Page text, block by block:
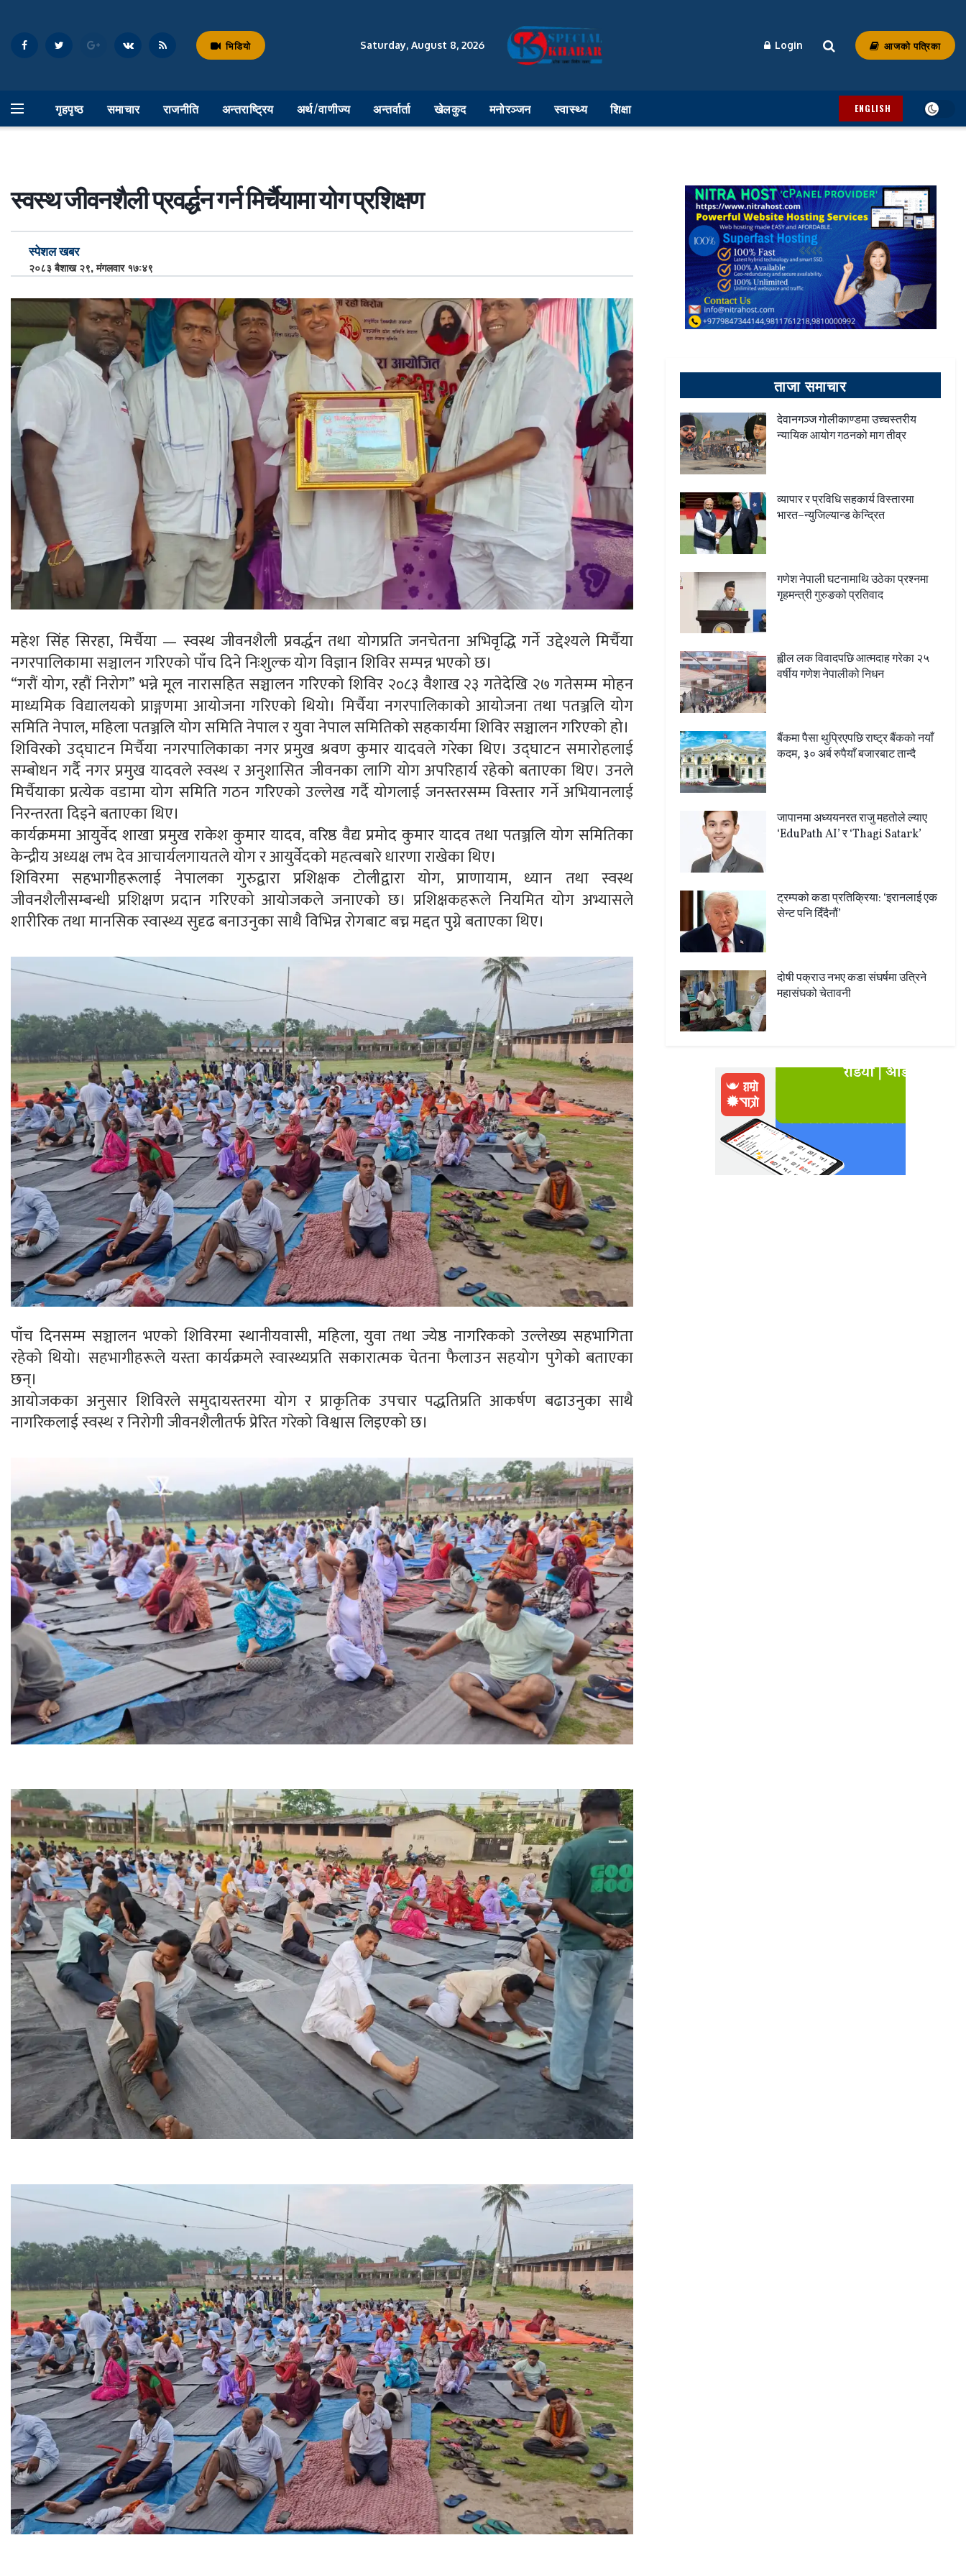
भिडियो Saturday, August 8, 2026 Login आजको पत्रिका
गृहपृष्ठ समाचार राजनीति अन्तराष्ट्रिय अर्थ/वाणीज्य अन्तर्वार्ता खेलकुद मनोरञ्जन स्वास्थ्य शिक्षा ENGLISH
स्वस्थ जीवनशैली प्रवर्द्धन गर्न मिर्चैयामा योग प्रशिक्षण
स्पेशल खबर
२०८३ बैशाख २९, मंगलवार १७:४९
महेश सिंह सिरहा, मिर्चैया — स्वस्थ जीवनशैली प्रवर्द्धन तथा योगप्रति जनचेतना अभिवृद्धि गर्ने उद्देश्यले मिर्चैया
नगरपालिकामा सञ्चालन गरिएको पाँच दिने निःशुल्क योग विज्ञान शिविर सम्पन्न भएको छ।
“गरौं योग, रहौं निरोग” भन्ने मूल नारासहित सञ्चालन गरिएको शिविर २०८३ वैशाख २३ गतेदेखि २७ गतेसम्म मोहन
माध्यमिक विद्यालयको प्राङ्गणमा आयोजना गरिएको थियो। मिर्चैया नगरपालिकाको आयोजना तथा पतञ्जलि योग
समिति नेपाल, महिला पतञ्जलि योग समिति नेपाल र युवा नेपाल समितिको सहकार्यमा शिविर सञ्चालन गरिएको हो।
शिविरको उद्घाटन मिर्चैया नगरपालिकाका नगर प्रमुख श्रवण कुमार यादवले गरेका थिए। उद्घाटन समारोहलाई
सम्बोधन गर्दै नगर प्रमुख यादवले स्वस्थ र अनुशासित जीवनका लागि योग अपरिहार्य रहेको बताएका थिए। उनले
मिर्चैयाका प्रत्येक वडामा योग समिति गठन गरिएको उल्लेख गर्दै योगलाई जनस्तरसम्म विस्तार गर्ने अभियानलाई
निरन्तरता दिइने बताएका थिए।
कार्यक्रममा आयुर्वेद शाखा प्रमुख राकेश कुमार यादव, वरिष्ठ वैद्य प्रमोद कुमार यादव तथा पतञ्जलि योग समितिका
केन्द्रीय अध्यक्ष लभ देव आचार्यलगायतले योग र आयुर्वेदको महत्वबारे धारणा राखेका थिए।
शिविरमा सहभागीहरूलाई नेपालका गुरुद्वारा प्रशिक्षक टोलीद्वारा योग, प्राणायाम, ध्यान तथा स्वस्थ
जीवनशैलीसम्बन्धी प्रशिक्षण प्रदान गरिएको आयोजकले जनाएको छ। प्रशिक्षकहरूले नियमित योग अभ्यासले
शारीरिक तथा मानसिक स्वास्थ्य सुदृढ बनाउनुका साथै विभिन्न रोगबाट बच्न मद्दत पुग्ने बताएका थिए।
पाँच दिनसम्म सञ्चालन भएको शिविरमा स्थानीयवासी, महिला, युवा तथा ज्येष्ठ नागरिकको उल्लेख्य सहभागिता
रहेको थियो। सहभागीहरूले यस्ता कार्यक्रमले स्वास्थ्यप्रति सकारात्मक चेतना फैलाउन सहयोग पुगेको बताएका
छन्।
आयोजकका अनुसार शिविरले समुदायस्तरमा योग र प्राकृतिक उपचार पद्धतिप्रति आकर्षण बढाउनुका साथै
नागरिकलाई स्वस्थ र निरोगी जीवनशैलीतर्फ प्रेरित गरेको विश्वास लिइएको छ।
ताजा समाचार
देवानगञ्ज गोलीकाण्डमा उच्चस्तरीय
न्यायिक आयोग गठनको माग तीव्र
व्यापार र प्रविधि सहकार्य विस्तारमा
भारत–न्युजिल्यान्ड केन्द्रित
गणेश नेपाली घटनामाथि उठेका प्रश्नमा
गृहमन्त्री गुरुङको प्रतिवाद
ह्वील लक विवादपछि आत्मदाह गरेका २५
वर्षीय गणेश नेपालीको निधन
बैंकमा पैसा थुप्रिएपछि राष्ट्र बैंकको नयाँ
कदम, ३० अर्ब रुपैयाँ बजारबाट तान्दै
जापानमा अध्ययनरत राजु महतोले ल्याए
‘EduPath AI’ र ‘Thagi Satark’
ट्रम्पको कडा प्रतिक्रिया: ‘इरानलाई एक
सेन्ट पनि दिँदैनौं’
दोषी पक्राउ नभए कडा संघर्षमा उत्रिने
महासंघको चेतावनी